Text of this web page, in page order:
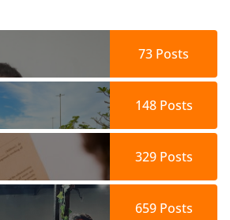
73 Posts
148Posts
329Posts
659Posts